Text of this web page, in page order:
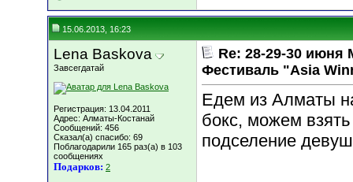
15.06.2013, 16:23
Lena Baskova
Завсегдатай
Регистрация: 13.04.2011
Адрес: Алматы-Костанай
Сообщений: 456
Сказал(а) спасибо: 69
Поблагодарили 165 раз(а) в 103
сообщениях
Подарков: 2
Re: 28-29-30 июня
Фестиваль "Asia
Едем из Алматы
бокс, можем
подселение